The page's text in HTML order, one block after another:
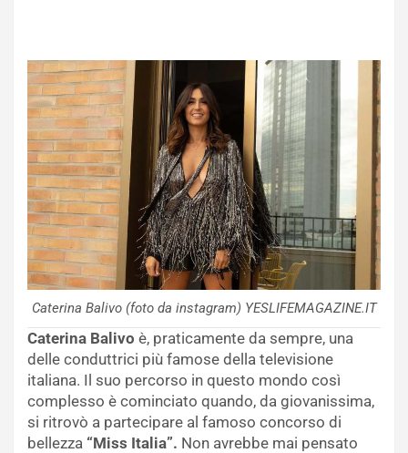
Caterina Balivo (foto da instagram) YESLIFEMAGAZINE.IT
Caterina Balivo è, praticamente da sempre, una
delle conduttrici più famose della televisione
italiana. Il suo percorso in questo mondo così
complesso è cominciato quando, da giovanissima,
si ritrovò a partecipare al famoso concorso di
bellezza “Miss Italia”. Non avrebbe mai pensato